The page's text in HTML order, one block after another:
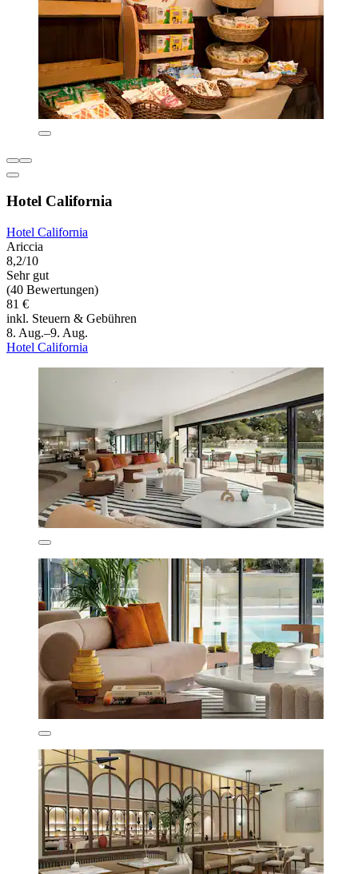
Hotel California
Hotel California
Ariccia
8,2/10
Sehr gut
(40 Bewertungen)
81 €
inkl. Steuern & Gebühren
8. Aug.–9. Aug.
Hotel California